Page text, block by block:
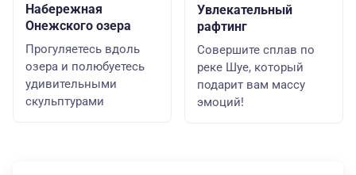
Набережная
Онежского озера
Прогуляетесь вдоль
озера и полюбуетесь
удивительными
скульптурами
Увлекательный
рафтинг
Совершите сплав по
реке Шуе, который
подарит вам массу
эмоций!